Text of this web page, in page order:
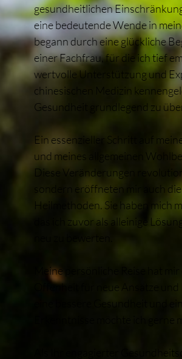
gesundheitlichen
eine bedeutende Wende in
begann durch eine glückliche
einer Fachfrau, für die ich tief
wertvolle Unterstützung und
chinesischen Medizin
Gesundheit grundlegend zu
Ein essenzieller Schritt auf
und meines allgemeinen
Diese Veränderungen
sondern eröffneten mir auch
Heilmethoden. Sie haben mich
das ich zuvor als alleinige
Meine persönliche Reise hat
Offenheit für neue Ansätze
eine bessere Gesundheit und
Erkenntnisse möchte ich gerne
Als Ihr engagierter